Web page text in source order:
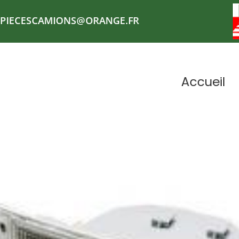
PIECESCAMIONS@ORANGE.FR
Accueil